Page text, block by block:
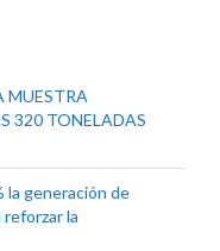
MUESTRA
320 TONELADAS
la generación de
la